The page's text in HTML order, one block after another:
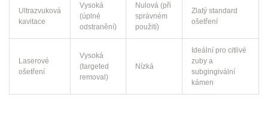
Ultrazvuková
kavitace
Vysoká
(úplné
odstranění)
Nulová (při
správném
použití)
Zlatý standard
ošetření
Laserové
ošetření
Vysoká
(targeted
removal)
Nízká
Ideální pro citlivé
zuby a
subgingivální
kámen